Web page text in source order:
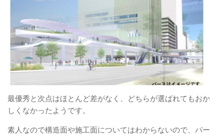
最優秀と次点はほとんど差がなく、どちらが選ばれてもおか
しくなかったようです。
素人なので構造面や施工面についてはわからないので、パー